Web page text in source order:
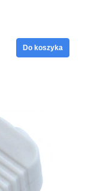
Do koszyka